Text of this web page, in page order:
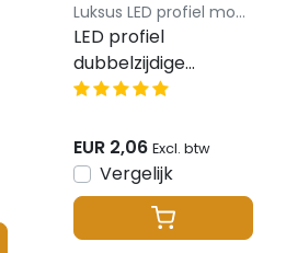
Luksus LED profiel montageklem
LED profiel
dubbelzijdige
montagetape 8mm
kleefkracht - 1
meter
EUR 2,06 Excl. btw
Vergelijk